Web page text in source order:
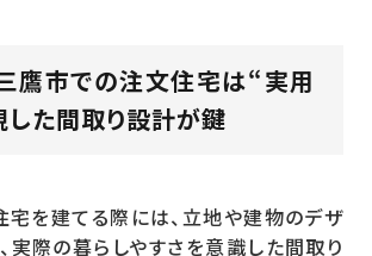
三鷹市での注文住宅は“実用
た間取り設計が鍵
を建てる際には、立地や建物のデザ
実際の暮らしやすさを意識した間取り